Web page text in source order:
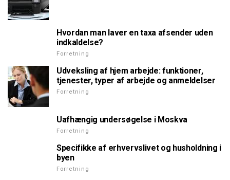
Hvordan man laver en taxa afsender uden
indkaldelse?
Forretning
Udveksling af hjem arbejde: funktioner,
tjenester, typer af arbejde og anmeldelser
Forretning
Uafhængig undersøgelse i Moskva
Forretning
Specifikke af erhvervslivet og husholdning i
byen
Forretning